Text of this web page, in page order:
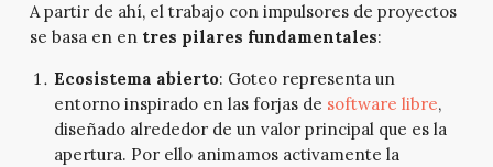
A partir de ahí, el trabajo con impulsores de proyectos
se basa en en tres pilares fundamentales:
Ecosistema abierto: Goteo representa un
entorno inspirado en las forjas de software libre,
diseñado alrededor de un valor principal que es la
apertura. Por ello animamos activamente la